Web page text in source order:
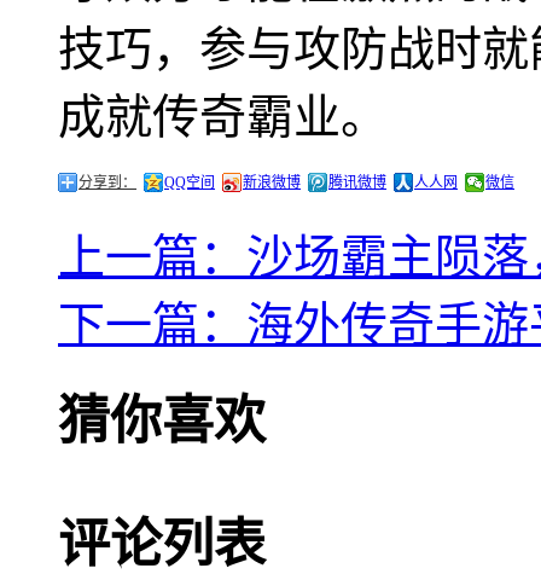
技巧，参与攻防战时
成就传奇霸业。
分享到： QQ空间 新浪微博 腾讯微博 人人网 微信
上一篇：沙场霸主陨
下一篇：海外传奇手
猜你喜欢
评论列表